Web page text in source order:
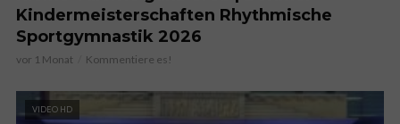
Kindermeisterschaften Rhythmische
Sportgymnastik 2026
vor 1 Monat Kommentiere es!
VIDEO HD